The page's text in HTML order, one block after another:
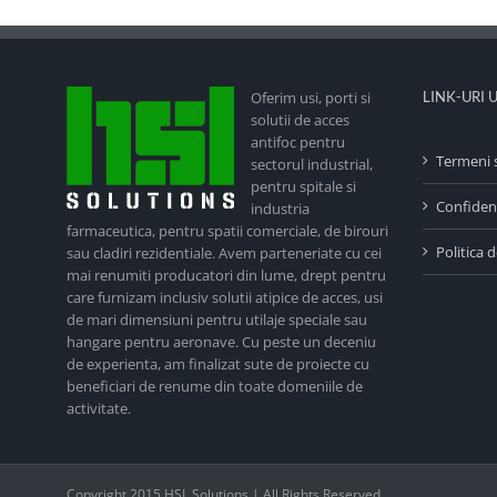
Oferim usi, porti si
solutii de acces
antifoc pentru
sectorul industrial,
pentru spitale si
industria
farmaceutica, pentru spatii comerciale, de birouri
sau cladiri rezidentiale. Avem parteneriate cu cei
mai renumiti producatori din lume, drept pentru
care furnizam inclusiv solutii atipice de acces, usi
de mari dimensiuni pentru utilaje speciale sau
hangare pentru aeronave. Cu peste un deceniu
de experienta, am finalizat sute de proiecte cu
beneficiari de renume din toate domeniile de
activitate.
LINK-URI
Termeni
Politica